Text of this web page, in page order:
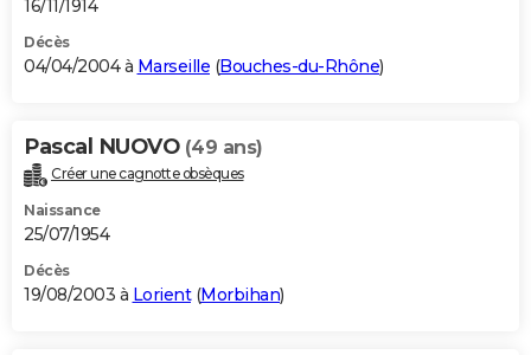
16/11/1914
Décès
04/04/2004 à Marseille (Bouches-du-Rhône)
Pascal NUOVO (49 ans)
Créer une cagnotte obsèques
Naissance
25/07/1954
Décès
19/08/2003 à Lorient(Morbihan)